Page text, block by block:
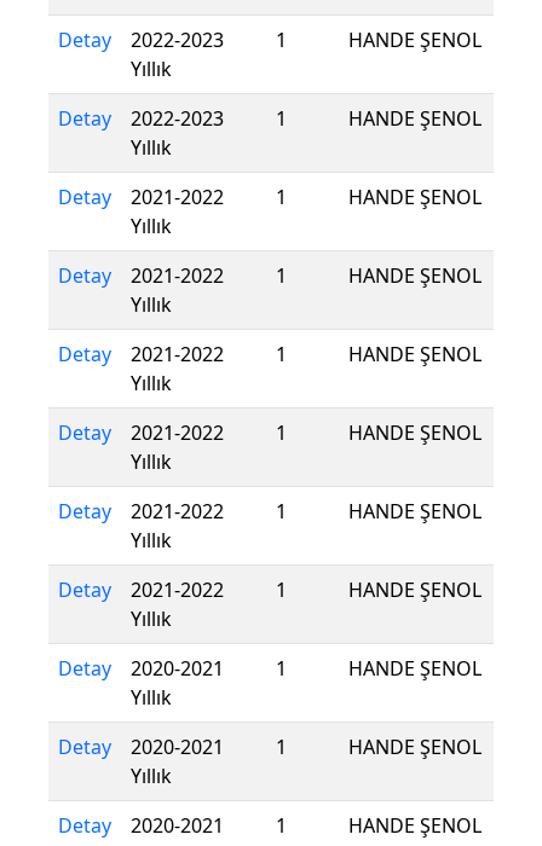
Detay
2022-2023
Yıllık
1 HANDE ŞENOL
Detay
2022-2023
Yıllık
1 HANDE ŞENOL
Detay
2021-2022
Yıllık
1 HANDE ŞENOL
Detay
2021-2022
Yıllık
1 HANDE ŞENOL
Detay
2021-2022
Yıllık
1 HANDE ŞENOL
Detay
2021-2022
Yıllık
1 HANDE ŞENOL
Detay
2021-2022
Yıllık
1 HANDE ŞENOL
Detay
2021-2022
Yıllık
1 HANDE ŞENOL
Detay
2020-2021
Yıllık
1 HANDE ŞENOL
Detay
2020-2021
Yıllık
1 HANDE ŞENOL
Detay
2020-2021
1 HANDE ŞENOL